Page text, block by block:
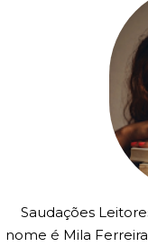
Saudações
nome é Mila